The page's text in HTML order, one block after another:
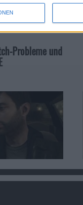
Probleme und